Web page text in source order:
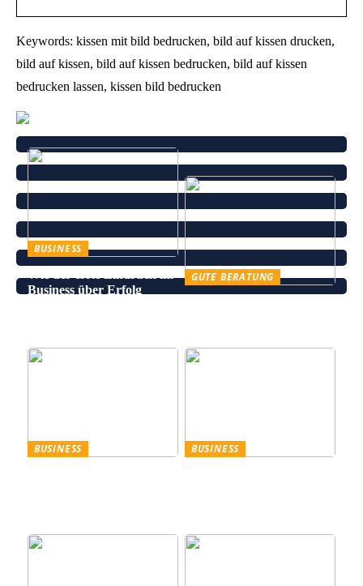
Keywords: kissen mit bild bedrucken, bild auf kissen drucken,
bild auf kissen, bild auf kissen bedrucken, bild auf kissen
bedrucken lassen, kissen bild bedrucken
BUSINESS
Business über Erfolg
GUTE BERATUNG
BUSINESS
BUSINESS